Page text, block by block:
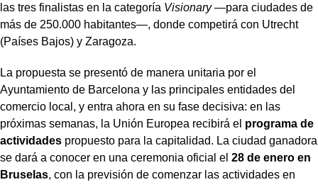
las tres finalistas en la categoría Visionary—para ciudades de
más de 250.000 habitantes—, donde competirá con Utrecht
(Países Bajos) y Zaragoza.
La propuesta se presentó de manera unitaria por el
Ayuntamiento de Barcelona y las principales entidades del
comercio local, y entra ahora en su fase decisiva: en las
próximas semanas, la Unión Europea recibirá el programa de
actividades propuesto para la capitalidad. La ciudad ganadora
se dará a conocer en una ceremonia oficial el 28 de enero en
Bruselas, con la previsión de comenzar las actividades en